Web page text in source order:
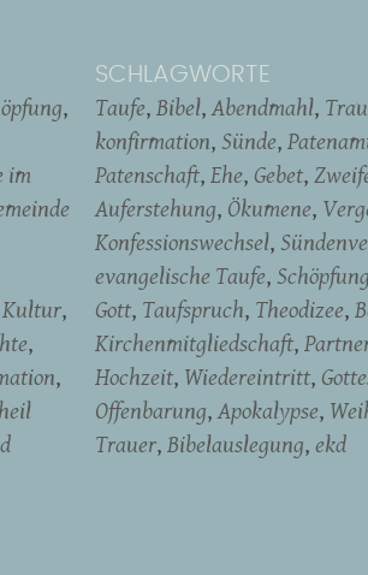
im
Kultur
SCHLAGWORTE
Taufe Bibel Abendmahl
konfirmation Sünde
Patenschaft Ehe Gebet
Auferstehung Ökumene
Konfessionswechsel
evangelische Taufe
Gott Taufspruch Theodizee
Kirchenmitgliedschaft
Hochzeit Wiedereintritt
Offenbarung Apokalypse
Trauer Bibelauslegung ekd